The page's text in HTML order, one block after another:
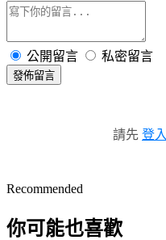
公開留言 私密留言
發佈留言
請先 登入
Recommended
你可能也喜歡